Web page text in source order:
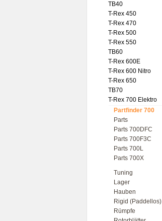
TB40
T-Rex 450
T-Rex 470
T-Rex 500
T-Rex 550
TB60
T-Rex 600E
T-Rex 600 Nitro
T-Rex 650
TB70
T-Rex 700 Elektro
Partfinder 700
Parts
Parts 700DFC
Parts 700F3C
Parts 700L
Parts 700X
Tuning
Lager
Hauben
Rigid (Paddellos)
Rümpfe